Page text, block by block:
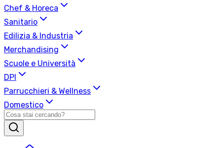
Chef & Horeca
Sanitario
Edilizia & Industria
Merchandising
Scuole e Università
DPI
Parrucchieri & Wellness
Domestico